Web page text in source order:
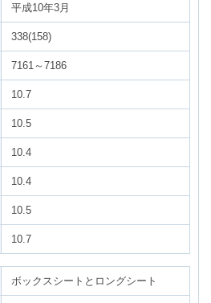
平成10年3月
338(158)
7161～7186
10.7
10.5
10.4
10.4
10.5
10.7
ボックスシートとロングシート